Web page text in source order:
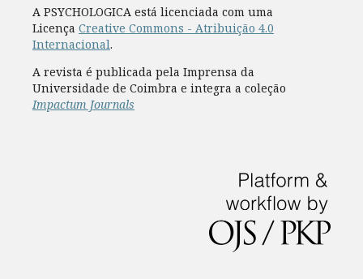
A PSYCHOLOGICA está licenciada com uma
Licença Creative Commons - Atribuição 4.0
Internacional.
A revista é publicada pela Imprensa da
Universidade de Coimbra e integra a coleção
Impactum Journals